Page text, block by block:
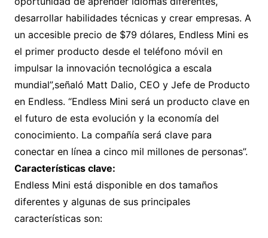
desarrollar habilidades técnicas y crear empresas. A
un accesible precio de $79 dólares, Endless Mini es
el primer producto desde el teléfono móvil en
impulsar la innovación tecnológica a escala
mundial”,señaló Matt Dalio, CEO y Jefe de Producto
en Endless. “Endless Mini será un producto clave en
el futuro de esta evolución y la economía del
conocimiento. La compañía será clave para
conectar en línea a cinco mil millones de personas”.
Características clave:
Endless Mini está disponible en dos tamaños
diferentes y algunas de sus principales
características son: